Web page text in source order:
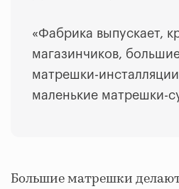
«Фабрика выпускает,
магазинчиков,
матрешки-
маленькие матрешки-
Большие матрешки